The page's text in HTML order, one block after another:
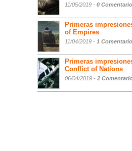
11/05/2019 - 0
Primeras
of Empires
11/04/2019 - 1 Comentario
Primeras
Conflict of Nations
06/04/2019 - 2